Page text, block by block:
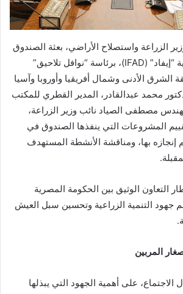
الزراعة واستصلاح الأراضي، بعثة الصندوق
الدولي للتنمية الزراعية “إيفاد” (IFAD)، برئاسة “نوافل تلاحيق”
الشرق الأدنى وشمال أفريقيا وأوروبا وآسيا
محمد عبدالقادر، المدير القطري للمكتب
مصطفى الصياد نائب وزير الزراعة،
المشروعات التي ينفذها الصندوق في
بها، ومناقشة الأنشطة المستهدف
التعاون الوثيق بين الحكومة المصرية
جهود التنمية الزراعية وتحسين سبل العيش
المربين
الاجتماع، على أهمية الجهود التي يبذلها